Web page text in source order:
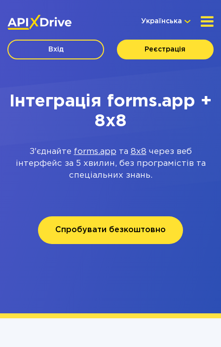
Українська
Вхід Реєстрація
Інтеграція forms.app +
8x8
З'єднайте forms.app та 8x8 через веб
інтерфейс за 5 хвилин, без програмістів та
спеціальних знань.
Спробувати безкоштовно